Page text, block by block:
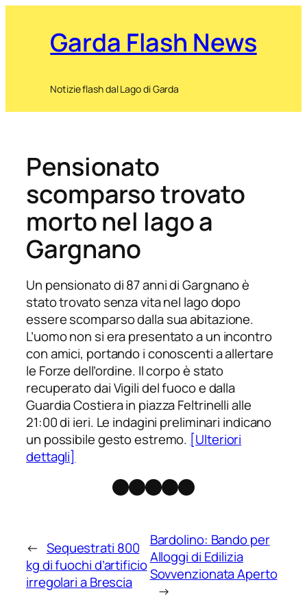
Garda Flash News
Notizie flash dal Lago di Garda
Pensionato
scomparso trovato
morto nel lago a
Gargnano
Un pensionato di 87 anni di Gargnano è
stato trovato senza vita nel lago dopo
essere scomparso dalla sua abitazione.
L’uomo non si era presentato a un incontro
con amici, portando i conoscenti a allertare
le Forze dell’ordine. Il corpo è stato
recuperato dai Vigili del fuoco e dalla
Guardia Costiera in piazza Feltrinelli alle
21:00 di ieri. Le indagini preliminari indicano
un possibile gesto estremo. [Ulteriori
dettagli]
Facebook
Instagram
X Threads
Telegram
← Sequestrati 800
kg di fuochi d’artificio
irregolari a Brescia
Bardolino: Bando per
Alloggi di Edilizia
Sovvenzionata Aperto
→